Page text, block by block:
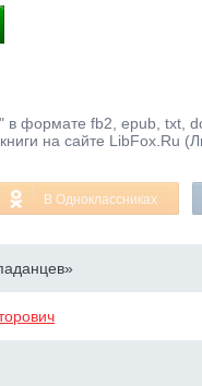
в формате fb2, epub, txt,
на сайте LibFox.Ru
В Одноклассниках